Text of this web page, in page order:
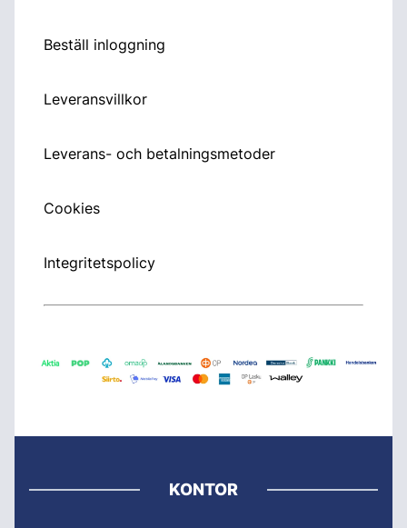
Beställ inloggning
Leveransvillkor
Leverans- och betalningsmetoder
Cookies
Integritetspolicy
KONTOR